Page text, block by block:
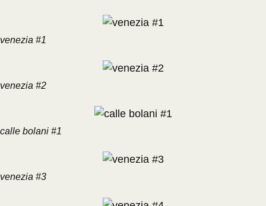
venezia #1
venezia #2
calle bolani #1
venezia #3